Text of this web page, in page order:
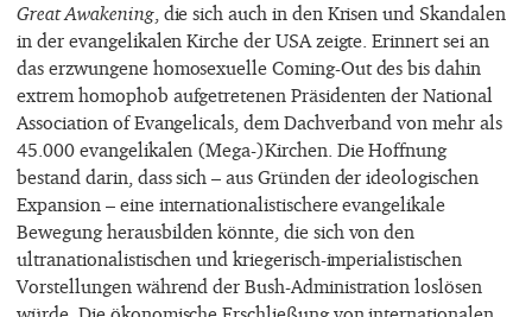
Great Awakening, die sich auch in den Krisen und Skandalen
in der evangelikalen Kirche der USA zeigte. Erinnert sei an
das erzwungene homosexuelle Coming-Out des bis dahin
extrem homophob aufgetretenen Präsidenten der National
Association of Evangelicals, dem Dachverband von mehr als
45.000 evangelikalen (Mega-)Kirchen. Die Hoffnung
bestand darin, dass sich – aus Gründen der ideologischen
Expansion – eine internationalistischere evangelikale
Bewegung herausbilden könnte, die sich von den
ultranationalistischen und kriegerisch-imperialistischen
Vorstellungen während der Bush-Administration loslösen